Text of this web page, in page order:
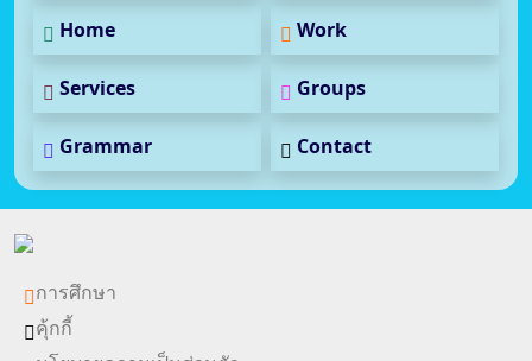
Home Work
Services Groups
Grammar Contact
การศึกษา
คุ้กกี้